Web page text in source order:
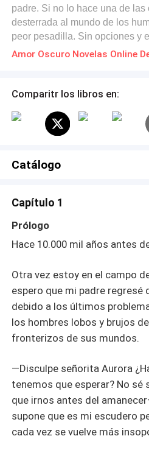
padre. Si no lo hace una de
desterrada al mundo de los
peor pesadilla. Sin opciones y
decide ir para demostrarle a
Sin embargo, Jake quiere
tomar el control de su manada.
están juntos ¿Serán capaces
para evitar la guerra que se
Amor Oscuro Novelas Online
Comparitr los libros en:
Catálogo
Capítulo 1
Prólogo
Hace 10.000 mil años antes
Otra vez estoy en el campo
espero que mi padre regresé
debido a los últimos
los hombres lobos y brujos
fronterizos de sus mundos.
—Disculpe señorita Aurora
tenemos que esperar? No sé
que irnos antes del
supone que es mi escudero
cada vez se vuelve más